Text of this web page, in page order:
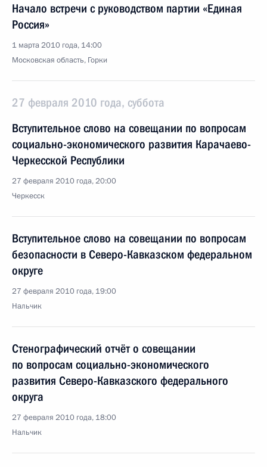
Начало встречи с руководством партии «Единая
Россия»
1 марта 2010 года, 14:00
Московская область, Горки
27 февраля 2010 года, суббота
Вступительное слово на совещании по вопросам
социально-экономического развития Карачаево-
Черкесской Республики
27 февраля 2010 года, 20:00
Черкесск
Вступительное слово на совещании по вопросам
безопасности в Северо-Кавказском федеральном
округе
27 февраля 2010 года, 19:00
Нальчик
Стенографический отчёт о совещании
по вопросам социально-экономического
развития Северо-Кавказского федерального
округа
27 февраля 2010 года, 18:00
Нальчик